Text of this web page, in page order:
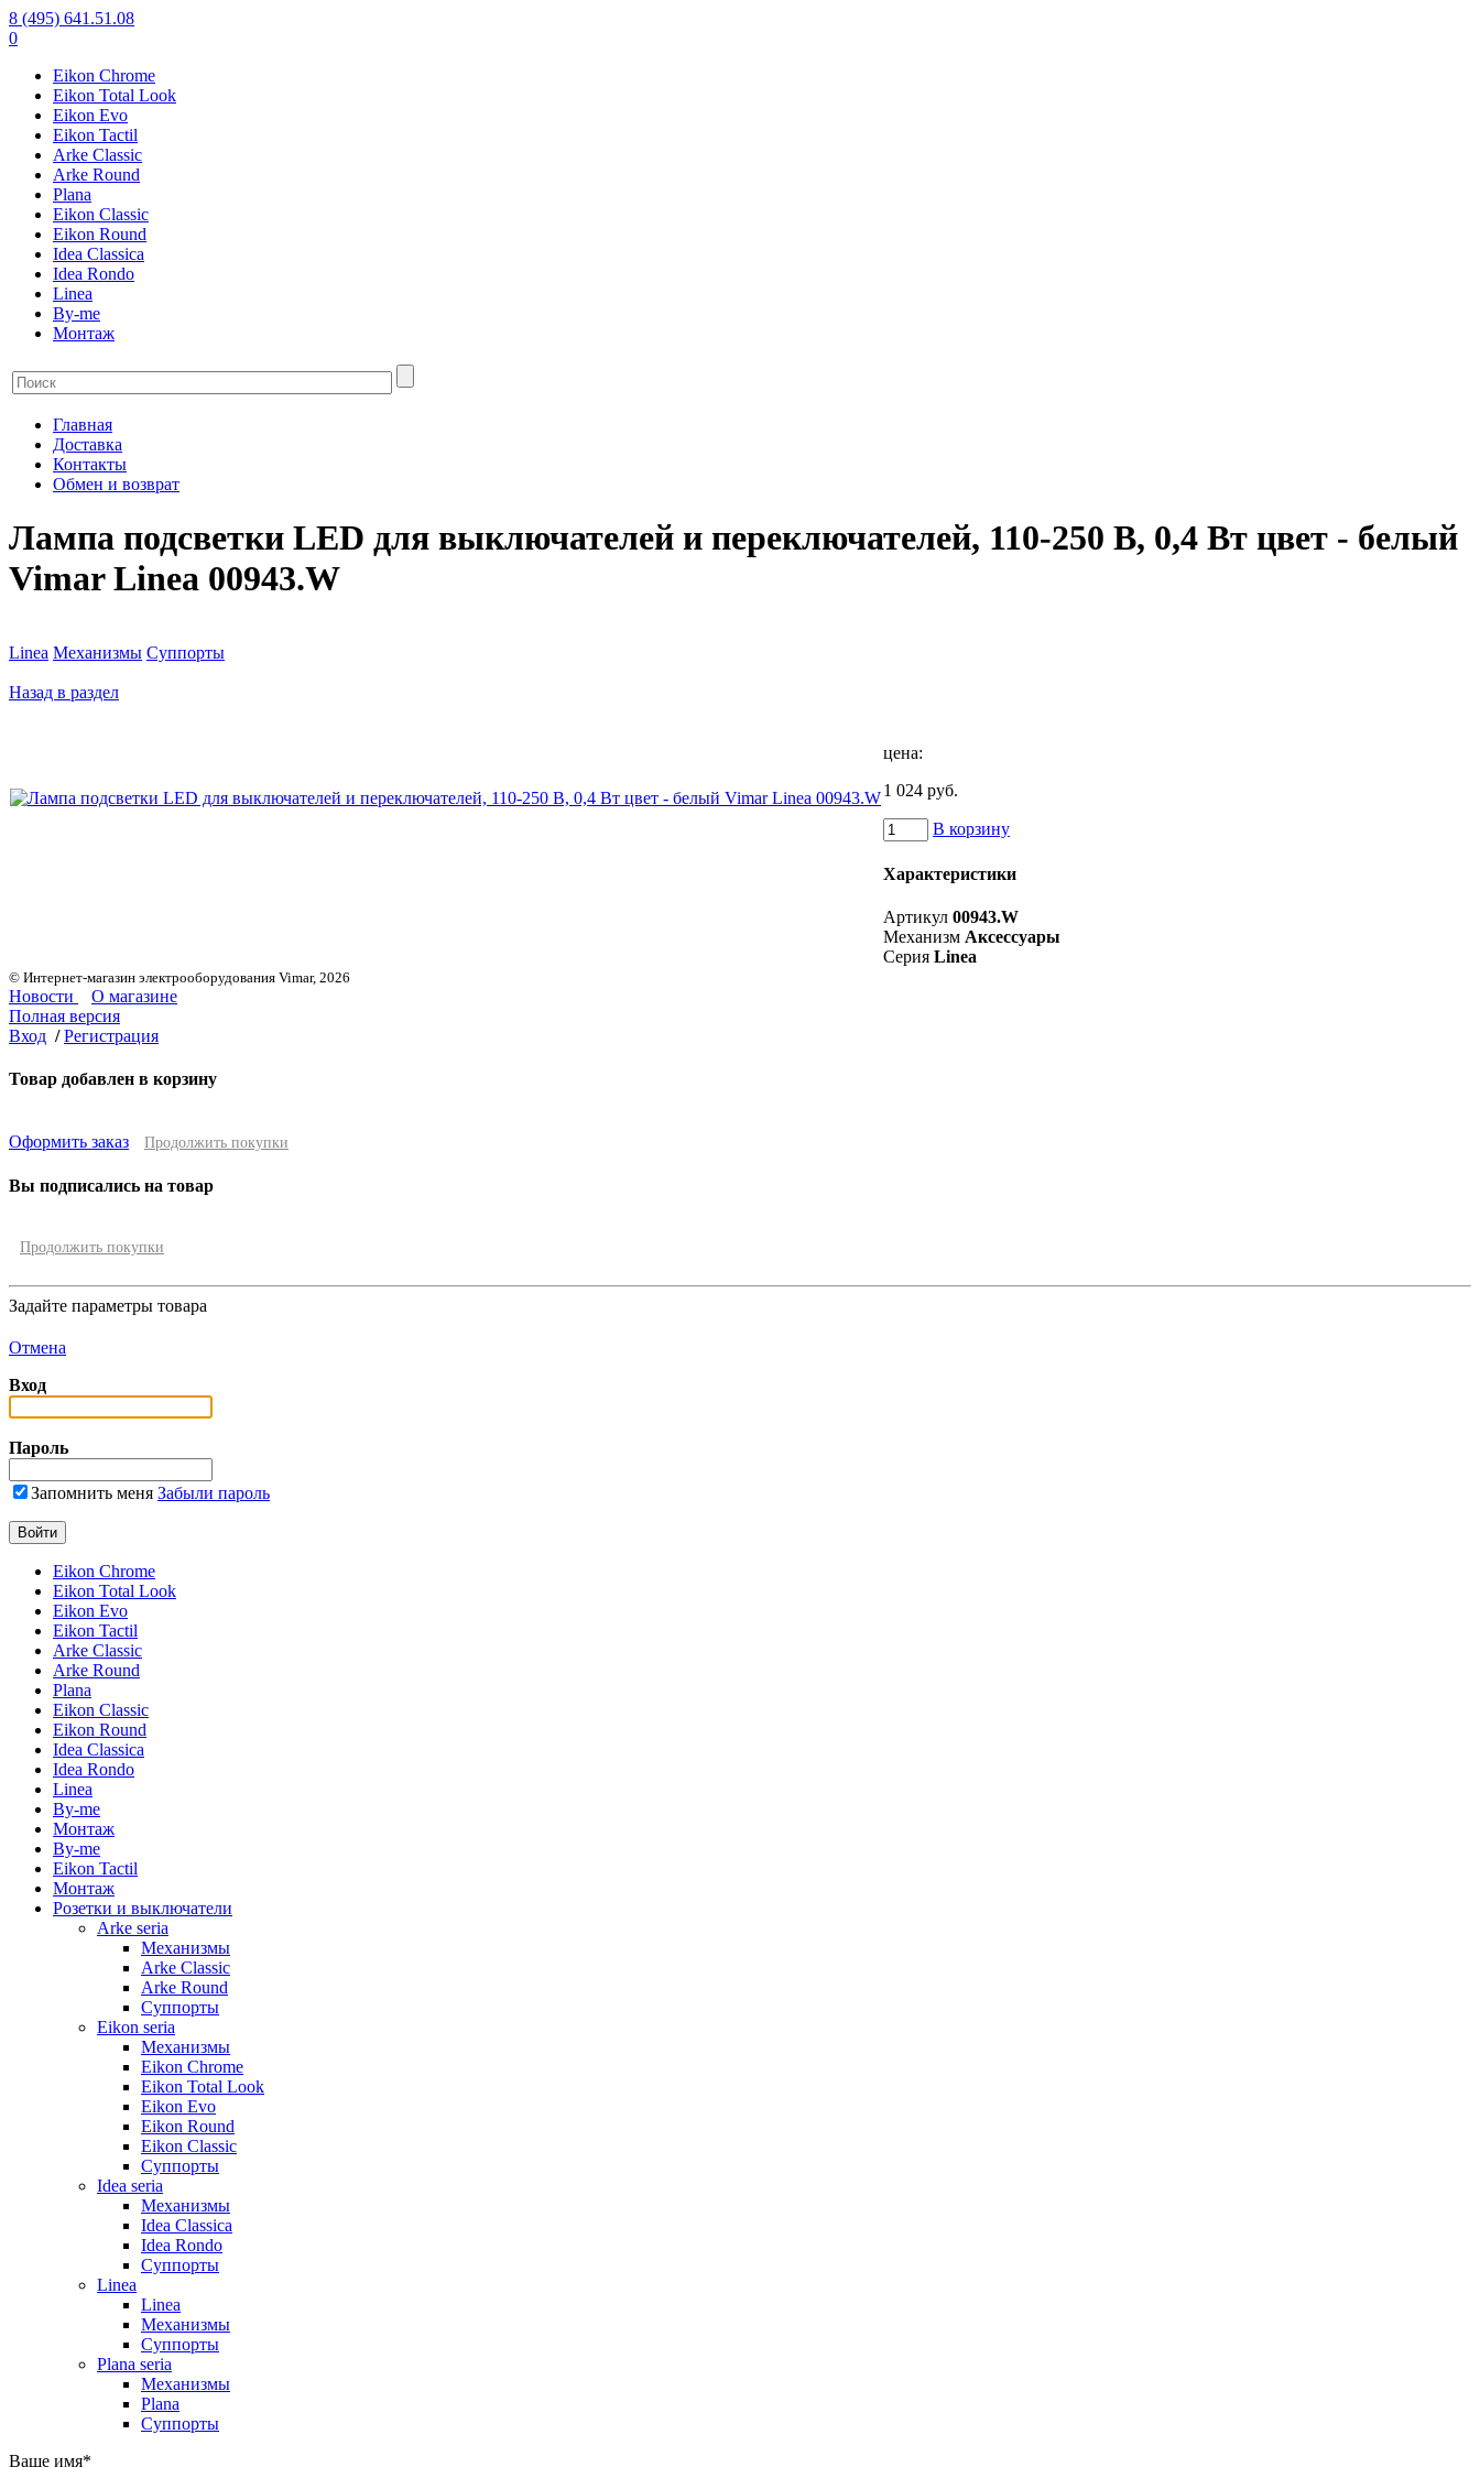
8 (495) 641.51.08
0
Eikon Chrome
Eikon Total Look
Eikon Evo
Eikon Tactil
Arke Classic
Arke Round
Plana
Eikon Classic
Eikon Round
Idea Classica
Idea Rondo
Linea
By-me
Монтаж
Главная
Доставка
Контакты
Обмен и возврат
Лампа подсветки LED для выключателей и переключателей, 110-250 В, 0,4 Вт цвет - белый
Vimar Linea 00943.W
Linea Механизмы Суппорты
Назад в раздел
цена:
1 024 руб.
В корзину
Характеристики
Артикул 00943.W
Механизм Аксессуары
Серия Linea
© Интернет-магазин электрооборудования Vimar, 2026
Новости
О магазине
Полная версия
Вход / Регистрация
Товар добавлен в корзину
Оформить заказ Продолжить покупки
Вы подписались на товар
Продолжить покупки
Задайте параметры товара
Отмена
Вход
Пароль
Запомнить меня Забыли пароль
Eikon Chrome
Eikon Total Look
Eikon Evo
Eikon Tactil
Arke Classic
Arke Round
Plana
Eikon Classic
Eikon Round
Idea Classica
Idea Rondo
Linea
By-me
Монтаж
By-me
Eikon Tactil
Монтаж
Розетки и выключатели
Arke seria
Механизмы
Arke Classic
Arke Round
Суппорты
Eikon seria
Механизмы
Eikon Chrome
Eikon Total Look
Eikon Evo
Eikon Round
Eikon Classic
Суппорты
Idea seria
Механизмы
Idea Classica
Idea Rondo
Суппорты
Linea
Linea
Механизмы
Суппорты
Plana seria
Механизмы
Plana
Суппорты
Ваше имя*